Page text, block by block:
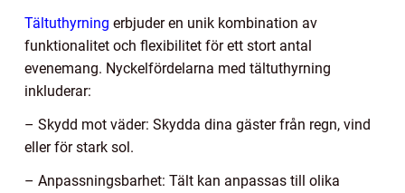
Tältuthyrning erbjuder en unik kombination av
funktionalitet och flexibilitet för ett stort antal
evenemang. Nyckelfördelarna med tältuthyrning
inkluderar:
– Skydd mot väder: Skydda dina gäster från regn, vind
eller för stark sol.
– Anpassningsbarhet: Tält kan anpassas till olika